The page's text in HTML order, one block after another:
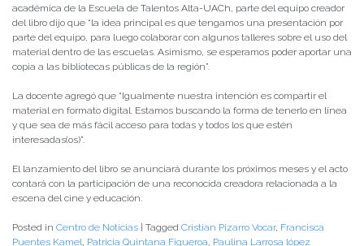
académica de la Escuela de Talentos Alta-UACh, parte del equipo creador
del libro dijo que “la idea principal es que tengamos una presentación por
parte del equipo, para luego colaborar con algunos talleres sobre el uso del
material dentro de las escuelas. Asimismo, se esperamos poder aportar una
copia a las bibliotecas públicas de la región”.
La docente agregó que “Igualmente nuestra intención es compartir el
material en formato digital. Estamos buscando la forma de tenerlo en línea
y que sea de más fácil acceso para todas y todos los que estén
interesadas(os)”.
El lanzamiento del libro se anunciará durante los próximos meses y el acto
contará con la participación de una reconocida creadora relacionada a la
escena del cine y educación.
Posted in Centro de Noticias | Tagged Cristian Pizarro Vocar, Francisca
Puentes Kamel Patricia Quintana Figueroa Paulina Larrosa lópez